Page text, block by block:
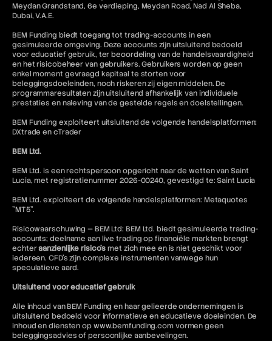
Meydan Grandstand, 6e verdieping, Meydan Road, Nad Al Sheba,
Dubai, V.A.E.
BEM Funding biedt toegang tot trading-accounts in een
gesimuleerde omgeving. Deze accounts zijn uitsluitend bedoeld
voor educatief gebruik, ter beoordeling van de handelsvaardigheid
en het risicobeheer van gebruikers. Gebruikers worden op geen
enkel moment gevraagd kapitaal te storten voor
beleggingsdoeleinden, noch riskeren zij eigen middelen. De
programmaresultaten zijn uitsluitend afhankelijk van individuele
prestaties en naleving van de gestelde regels en doelstellingen.
BEM Funding exploiteert uitsluitend de volgende handelsplatformen:
DXtrade en cTrader
BEM Ltd.
BEM Ltd. is een rechtspersoon opgericht naar de wetten van Saint
Lucia, met registratienummer 2026-00240, gevestigd te: Saint Lucia
BEM Ltd. exploiteert de volgende handelsplatformen: Metaquotes
"MT5".
Risicowaarschuwing — BEM Ltd: BEM Ltd. biedt gesimuleerde trading-
accounts; deelname aan live trading op financiële markten brengt
echteraanzienlijke risico'smet zich mee en is niet geschikt voor
iedereen. CFD's zijn complexe instrumenten vanwege hun
speculatieve aard.
Uitsluitend voor educatief gebruik
Alle inhoud van BEM Funding en haar gelieerde ondernemingen is
uitsluitend bedoeld voor informatieve en educatieve doeleinden. De
inhoud en diensten op www.bemfunding.com vormen geen
beleggingsadvies of persoonlijke aanbevelingen.